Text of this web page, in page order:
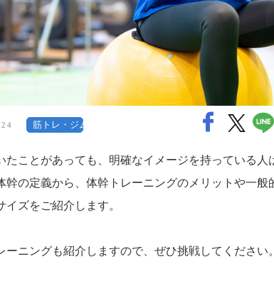
筋トレ・ジム
たことがあっても、明確なイメージを持っている人
の定義から、体幹トレーニングのメリットや一般
ズをご紹介します。
ニングも紹介しますので、ぜひ挑戦してください。